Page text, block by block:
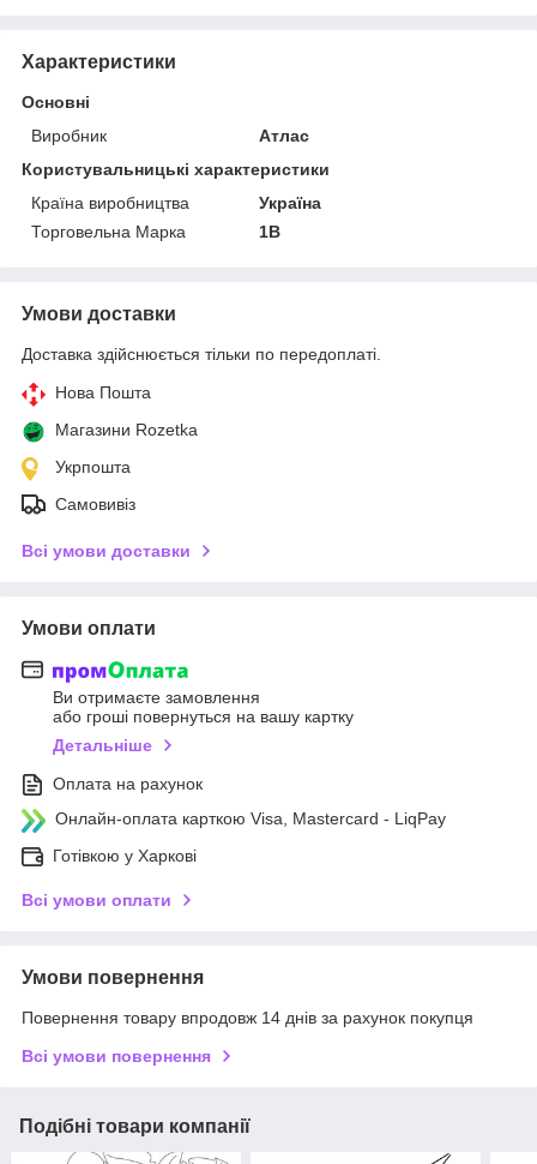
Характеристики
Основні
Виробник
Атлас
Користувальницькі характеристики
Країна виробництва
Україна
Торговельна Марка
1В
Умови доставки
Доставка здійснюється тільки по передоплаті.
Нова Пошта
Магазини Rozetka
Укрпошта
Самовивіз
Всі умови доставки
Умови оплати
Ви отримаєте замовлення
або гроші повернуться на вашу картку
Детальніше
Оплата на рахунок
Онлайн-оплата карткою Visa, Mastercard - LiqPay
Готівкою у Харкові
Всі умови оплати
Умови повернення
Повернення товару впродовж 14 днів за рахунок покупця
Всі умови повернення
Подібні товари компанії